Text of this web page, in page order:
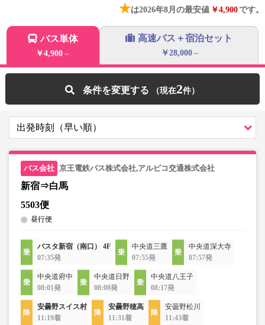
★は2026年8月の最安値 ￥4,900です。
バス単体
￥4,900 ～
高速バス＋宿泊セット
￥28,000 ～
条件を変更する 2
京王電鉄バス株式会社,アルピコ交通株式会社
新宿⇒白馬
5503便
昼行便
バスタ新宿（南口） 4F
07:35発
中央道三鷹
07:55発
中央道深大寺
07:57発
中央道府中
08:01発
中央道日野
08:08発
中央道八王子
08:17発
安曇野スイス村
11:19着
安曇野穂高
11:31着
安曇野松川
11:43着